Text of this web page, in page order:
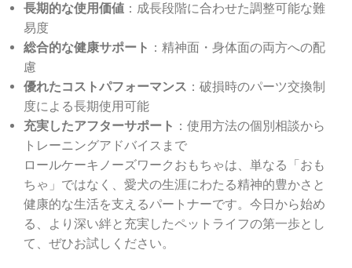
長期的な使用価値 ：成長段階に合わせた調整可能な難
易度
総合的な健康サポート ：精神面・身体面の両方への配
慮
優れたコストパフォーマンス ：破損時のパーツ交換制
度による長期使用可能
充実したアフターサポート ：使用方法の個別相談から
トレーニングアドバイスまで
ロールケーキノーズワークおもちゃは、単なる「おも
ちゃ」ではなく、愛犬の生涯にわたる精神的豊かさと
健康的な生活を支えるパートナーです。今日から始め
る、より深い絆と充実したペットライフの第一歩とし
て、ぜひお試しください。